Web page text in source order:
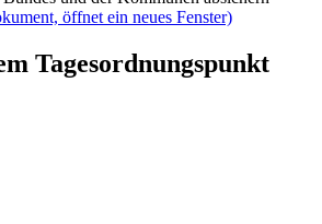
öffnet ein neues Fenster)
Tagesordnungspunkt